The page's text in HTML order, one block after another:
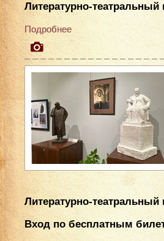
Литературно-театральный
Подробнее
Литературно-театральный
Вход по бесплатным